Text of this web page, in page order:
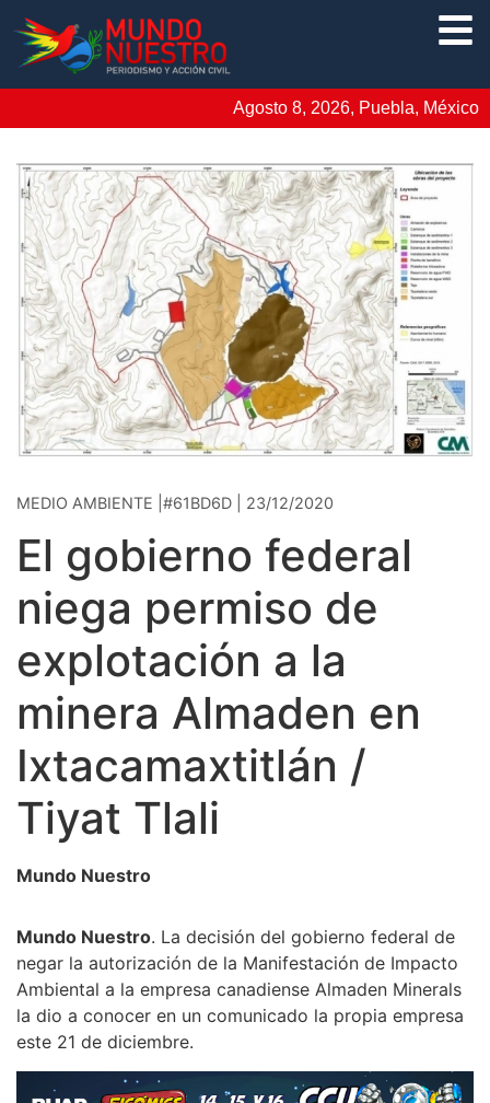
Agosto 8, 2026, Puebla, México
MEDIO AMBIENTE |#61BD6D | 23/12/2020
El gobierno federal
niega permiso de
explotación a la
minera Almaden en
Ixtacamaxtitlán /
Tiyat Tlali
Mundo Nuestro
Mundo Nuestro. La decisión del gobierno federal de
negar la autorización de la Manifestación de Impacto
Ambiental a la empresa canadiense Almaden Minerals
la dio a conocer en un comunicado la propia empresa
este 21 de diciembre.